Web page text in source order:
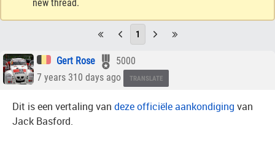
new thread.
1
Gert Rose
5000
7 years 310 days ago
TRANSLATE
Dit is een vertaling van deze officiële aankondiging van
Jack Basford.